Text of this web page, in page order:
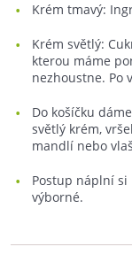
Krém tmavý:
Krém světlý:
kterou máme
nezhoustne. Po
Do košíčku
světlý krém,
mandlí nebo
Postup náplní si
výborné.